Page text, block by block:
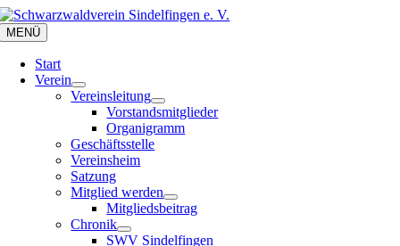
Zum
Inhalt
springen
MENÜ
Start
Verein
Vereinsleitung
Vorstandsmitglieder
Organigramm
Geschäftsstelle
Vereinsheim
Satzung
Mitglied werden
Mitgliedsbeitrag
Chronik
SWV Sindelfingen